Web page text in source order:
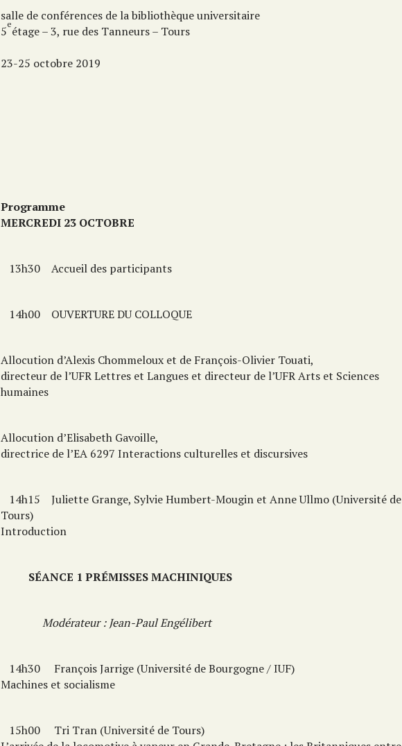
salle de conférences de la bibliothèque universitaire
5eétage – 3, rue des Tanneurs – Tours
23-25 octobre 2019
Programme
MERCREDI 23 OCTOBRE
13h30 Accueil des participants
14h00 OUVERTURE DU COLLOQUE
Allocution d’Alexis Chommeloux et de François-Olivier Touati,
directeur de l’UFR Lettres et Langues et directeur de l’UFR Arts et Sciences
humaines
Allocution d’Elisabeth Gavoille,
directrice de l’EA 6297 Interactions culturelles et discursives
14h15 Juliette Grange, Sylvie Humbert-Mougin et Anne Ullmo (Université de
Tours)
Introduction
SÉANCE 1 PRÉMISSES MACHINIQUES
Modérateur : Jean-Paul Engélibert
14h30 François Jarrige (Université de Bourgogne / IUF)
Machines et socialisme
15h00 Tri Tran (Université de Tours)